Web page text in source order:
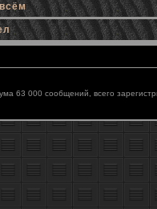
63 000 сообщений, всего